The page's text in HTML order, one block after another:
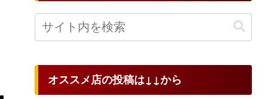
オススメ店の投稿は↓↓から